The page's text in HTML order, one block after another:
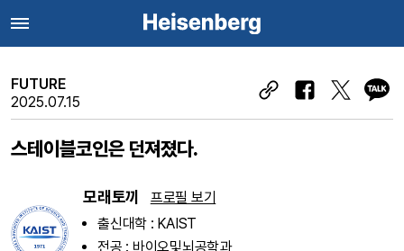
FUTURE
2025.07.15
스테이블코인은 던져졌다.
모래토끼
프로필 보기
출신대학 : KAIST
전공 : 바이오및뇌공학과